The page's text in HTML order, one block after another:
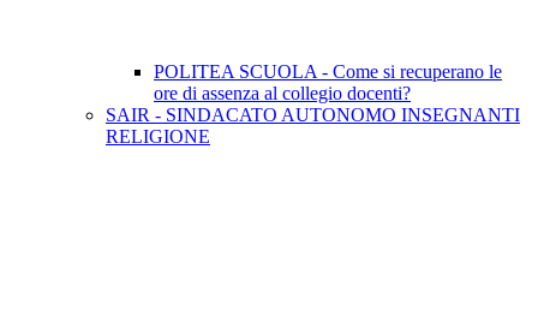
POLITEA SCUOLA - Come si recuperano le
ore di assenza al collegio docenti?
SAIR - SINDACATO AUTONOMO INSEGNANTI
RELIGIONE